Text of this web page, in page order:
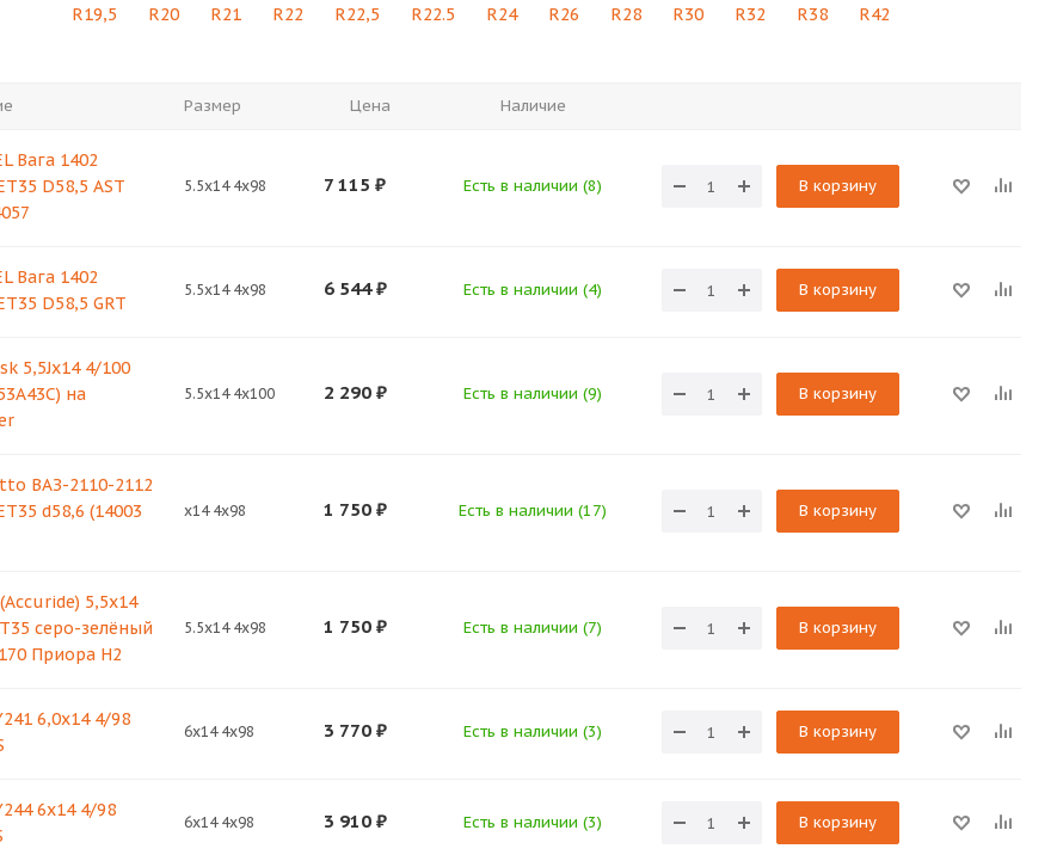
R19,5 R20 R21 R22 R22,5 R22.5 R24 R26 R28 R30 R32 R38 R42
Размер Цена Наличие
Вага 1402
D58,5 AST
5.5x14 4x98 7 115 ₽ Есть в наличии (8) В корзину
Вага 1402
D58,5 GRT
5.5x14 4x98 6 544₽ Есть в наличии (4) В корзину
5,5Jx14 4/100
на
5.5x14 4x100 2 290 ₽ Есть в наличии (9) В корзину
ВАЗ-2110-2112
d58,6 (14003
x14 4x98 1 750 ₽ Есть в наличии (17) В корзину
5,5х14
серо-зелёный
Приора Н2
5.5x14 4x98 1 750 ₽ Есть в наличии (7) В корзину
6,0x14 4/98
6x14 4x98 3 770 ₽ Есть в наличии (3) В корзину
6x14 4/98
6x14 4x98 3 910 ₽ Есть в наличии (3) В корзину